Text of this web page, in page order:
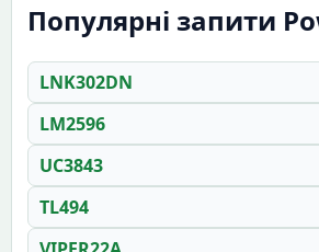
Популярні запити
LNK302DN
LM2596
UC3843
TL494